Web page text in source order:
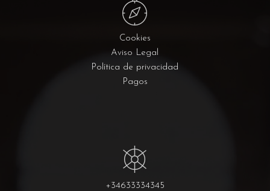
Cookies
Aviso Legal
Política de privacidad
Pagos
+34633334345